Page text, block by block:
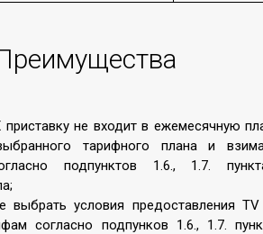
приставку не входит в ежемесячную
тарифного плана и
подпунктов 1.6., 1.7.
выбрать условия предоставления TV
согласно подпунков 1.6., 1.7.